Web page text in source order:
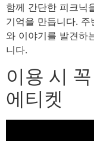
함께 간단한 피크닉
기억을 만듭니다.
와 이야기를 발견하
니다.
이용 시
에티켓